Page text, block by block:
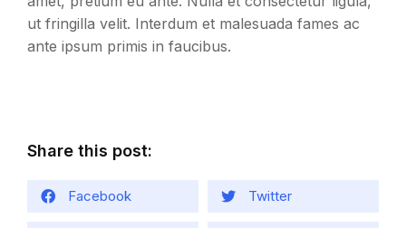
ut fringilla velit. Interdum et malesuada fames ac
ante ipsum primis in faucibus.
Share this post:
Facebook Twitter